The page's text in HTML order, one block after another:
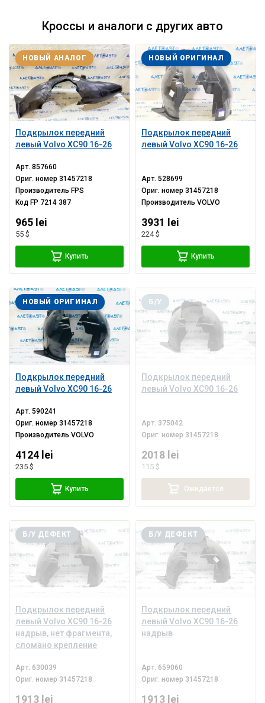
Кроссы и аналоги с других авто
Подкрылок передний
левый Volvo XC90 16-26
НОВЫЙ АНАЛОГ
Арт.857660
Ориг. номер31457218
Производитель FPS
Код FP 7214 387
965 lei
55 $
Купить
Подкрылок передний
левый Volvo XC90 16-26
НОВЫЙ ОРИГИНАЛ
Арт.528699
Ориг. номер31457218
ПроизводительVOLVO
3931 lei
224 $
Купить
Подкрылок передний
левый Volvo XC90 16-26
НОВЫЙ ОРИГИНАЛ
Арт.590241
Ориг. номер31457218
ПроизводительVOLVO
4124 lei
235 $
Купить
Подкрылок передний
левый Volvo XC90 16-26
Б/У
Арт. 375042
Ориг. номер 31457218
2018 lei
115 $
Ожидается
Подкрылок передний
левый Volvo XC90 16-26
надрыв, нет фрагмента,
сломано крепление
Б/У ДЕФЕКТ
Арт. 630039
Ориг. номер 31457218
1913 lei
Подкрылок передний
левый Volvo XC90 16-26
надрыв
Б/У ДЕФЕКТ
Арт. 659060
Ориг. номер 31457218
1913 lei